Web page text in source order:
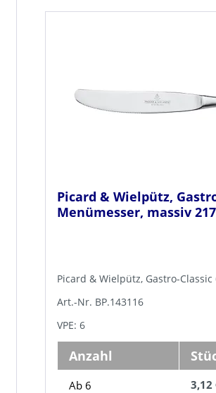
Picard & Wielpütz,
Menümesser, massiv
Picard & Wielpütz, Gastro-Classic
Art.-Nr. BP.143116
VPE: 6
Anzahl
Ab 6 3,12